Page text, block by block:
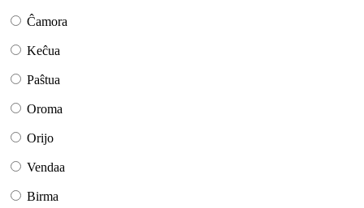
Ĉamora
Keĉua
Paŝtua
Oroma
Orijo
Vendaa
Birma